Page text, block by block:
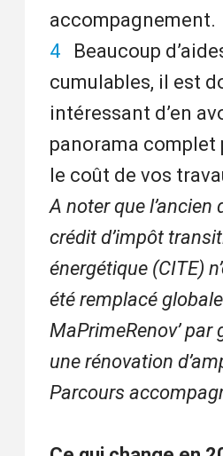
accompagnement.
Beaucoup
cumulables, il est
intéressant d’en
panorama complet
le coût de vos
A noter que
crédit d’impôt
énergétique (CITE)
été remplacé
MaPrimeRenov’ par
une rénovation
Parcours